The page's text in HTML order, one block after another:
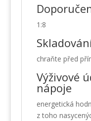
1:8
chraňte před
Výživové
nápoje
energetická
z toho